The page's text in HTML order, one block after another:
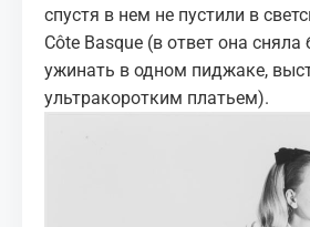
спустя в нем не пустили в
Côte Basque (в ответ она
ужинать в одном пиджаке,
ультракоротким платьем).